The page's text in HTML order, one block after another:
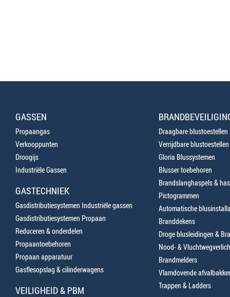
GASSEN
Propaangas
Verkooppunten
Droogijs
Industriële Gassen
GASTECHNIEK
Gasdistributiesystemen Industriële gassen
Gasdistributiesystemen Propaan
Reduceren & onderdelen
Propaantoebehoren
Propaan apparatuur
Gasflesopslag & cilinderwagens
VEILIGHEID & PBM
Draagbare blustoestellen
Verrijdbare blustoestellen
Gloria Blussystemen
Blusser toebehoren
Brandslanghaspels &
Pictogrammen
Automatische
Branddekens
Droge blusleidingen &
Nood- &
Brandmelders
Vlamdovende
Trappen & Ladders